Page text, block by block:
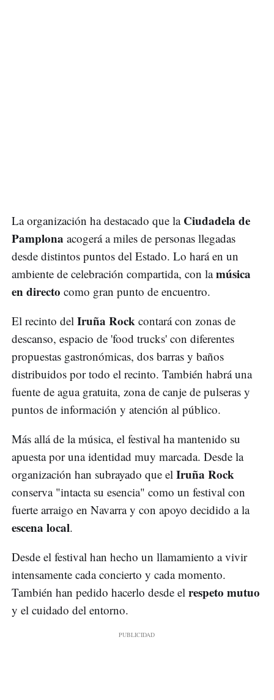
La organización ha destacado que la Ciudadela de
Pamplona acogerá a miles de personas llegadas
desde distintos puntos del Estado. Lo hará en un
ambiente de celebración compartida, con lamúsica
en directo como gran punto de encuentro.
El recinto del Iruña Rock contará con zonas de
descanso, espacio de 'food trucks' con diferentes
propuestas gastronómicas, dos barras y baños
distribuidos por todo el recinto. También habrá una
fuente de agua gratuita, zona de canje de pulseras y
puntos de información y atención al público.
Más allá de la música, el festival ha mantenido su
apuesta por una identidad muy marcada. Desde la
organización han subrayado que el Iruña Rock
conserva "intacta su esencia" como un festival con
fuerte arraigo en Navarra y con apoyo decidido a la
escena local.
Desde el festival han hecho un llamamiento a vivir
intensamente cada concierto y cada momento.
También han pedido hacerlo desde el respeto mutuo
y el cuidado del entorno.